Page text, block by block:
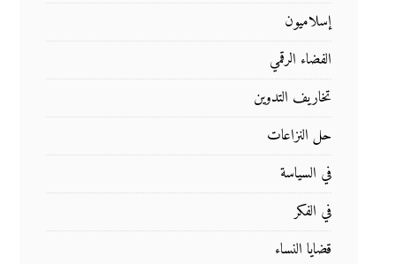
إسلاميون
الفضاء الرقمي
تخاريف التدوين
حل النزاعات
في السياسة
في الفكر
قضايا النساء